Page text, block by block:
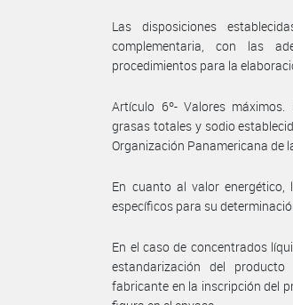
Las disposiciones
complementaria, con las
procedimientos para la
Artículo 6º- Valores
grasas totales y sodio
Organización Panamericana de
En cuanto al valor energético,
específicos para su
En el caso de concentrados
estandarización del
fabricante en la inscripción del